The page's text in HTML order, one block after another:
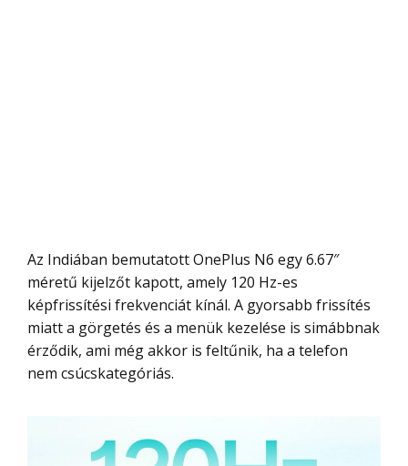
Az Indiában bemutatott OnePlus N6 egy 6.67″
méretű kijelzőt kapott, amely 120 Hz-es
képfrissítési frekvenciát kínál. A gyorsabb frissítés
miatt a görgetés és a menük kezelése is simábbnak
érződik, ami még akkor is feltűnik, ha a telefon
nem csúcskategóriás.